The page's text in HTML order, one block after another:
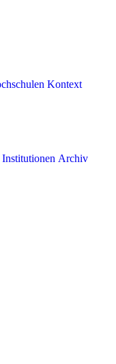
Kontext
Institutionen Archiv